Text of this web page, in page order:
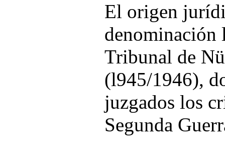
El origen
denominación
Tribunal de
(l945/1946),
juzgados los
Segunda